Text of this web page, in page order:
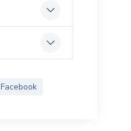
Facebook